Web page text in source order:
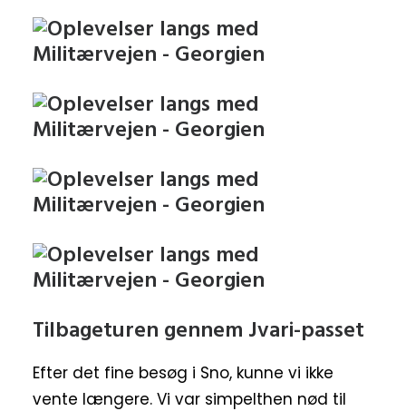
Tilbageturen gennem Jvari-passet
Efter det fine besøg i Sno, kunne vi ikke
vente længere. Vi var simpelthen nød til